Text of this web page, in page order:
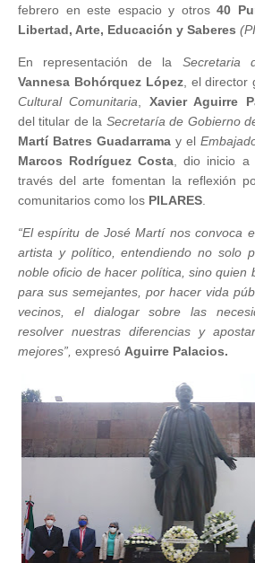
febrero en este espacio y otros40
Libertad, Arte, Educación y Saberes
En representación de la Secretaria
Vannesa Bohórquez López, el director
Cultural Comunitaria, Xavier Aguirre
del titular de la Secretaría de Gobierno
Martí Batres Guadarrama y el
Marcos Rodríguez Costa, dio inicio a
través del arte fomentan la reflexión
comunitarios como los PILARES.
“El espíritu de José Martí nos convoca
artista y político, entendiendo no solo
noble oficio de hacer política, sino quien
para sus semejantes, por hacer vida
vecinos, el dialogar sobre las
resolver nuestras diferencias y
mejores”, expresó Aguirre Palacios.